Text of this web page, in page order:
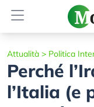
Attualità > Politica
Perché
l’Italia (e